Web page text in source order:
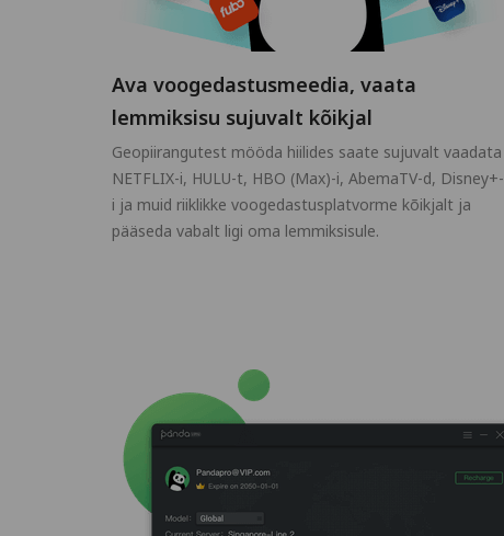
Ava voogedastusmeedia, vaata
lemmiksisu sujuvalt kõikjal
Geopiirangutest mööda hiilides saate sujuvalt vaadata
NETFLIX-i, HULU-t, HBO (Max)-i, AbemaTV-d, Disney+-
i ja muid riiklikke voogedastusplatvorme kõikjalt ja
pääseda vabalt ligi oma lemmiksisule.